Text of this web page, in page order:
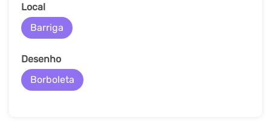
Local
Barriga
Desenho
Borboleta